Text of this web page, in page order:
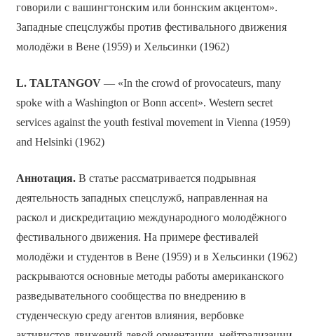
говорили с вашингтонским или боннским акцентом».
Западные спецслужбы против фестивального движения
молодёжи в Вене (1959) и Хельсинки (1962)
L. TALTANGOV— «In the crowd of provocateurs, many
spoke with a Washington or Bonn accent». Western secret
services against the youth festival movement in Vienna (1959)
and Helsinki (1962)
Аннотация. В статье рассматривается подрывная
деятельность западных спецслужб, направленная на
раскол и дискредитацию международного молодёжного
фестивального движения. На примере фестивалей
молодёжи и студентов в Вене (1959) и в Хельсинки (1962)
раскрываются основные методы работы американского
разведывательного сообщества по внедрению в
студенческую среду агентов влияния, вербовке